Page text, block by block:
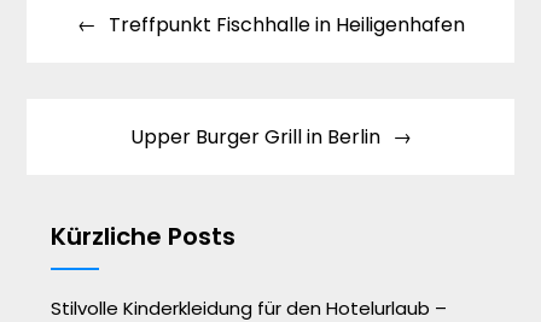
Treffpunkt Fischhalle in Heiligenhafen
Upper Burger Grill in Berlin
Kürzliche Posts
Stilvolle Kinderkleidung für den Hotelurlaub –